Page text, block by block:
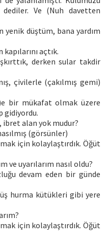
Ve (Nuh davetten
yenik düştüm, bana yardım
açtık.
derken sular takdir
çivilerle (çakılmış gemi)
bir mükafat olmak üzere
gidiyordu.
ibret alan yok mudur?
(görsünler)
için kolaylaştırdık. Öğüt
ve uyarılarım nasıl oldu?
devam eden bir günde
hurma kütükleri gibi yere
için kolaylaştırdık. Öğüt